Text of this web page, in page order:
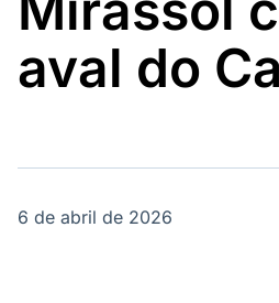
aval do
6 de abril de 2026